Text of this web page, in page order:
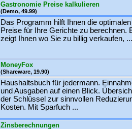
Gastronomie Preise kalkulieren
(Demo, 49.99)
Das Programm hilft Ihnen die optimalen
Preise für Ihre Gerichte zu berechnen.
zeigt Ihnen wo Sie zu billig verkaufen, ...
MoneyFox
(Shareware, 19.90)
Haushaltsbuch für jedermann.
und Ausgaben auf einen Blick.
der Schlüssel zur sinnvollen
Kosten. Mit Sparfuch ...
Zinsberechnungen